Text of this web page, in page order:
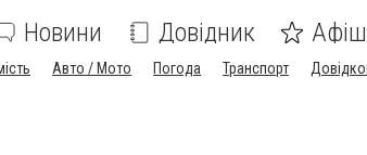
Новини Довідник
Авто / Мото Погода Транспорт